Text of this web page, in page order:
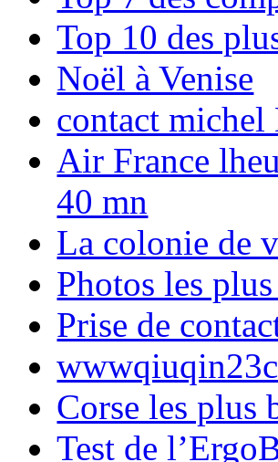
Top 10 des
Noël à Venise
contact
Air France
40 mn
La colonie de
Photos les
Prise de
Corse les plus
Test de